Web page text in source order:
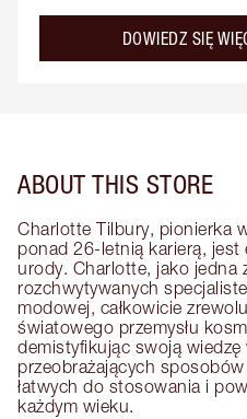
DOWIEDZ SIĘ
ABOUT THIS STORE
Charlotte Tilbury, pionierka
ponad 26-letnią karierą, jest
urody. Charlotte, jako jedna
rozchwytywanych
modowej, całkowicie
światowego przemysłu
demistyfikując swoją
przeobrażających
łatwych do stosowania i
każdym wieku.